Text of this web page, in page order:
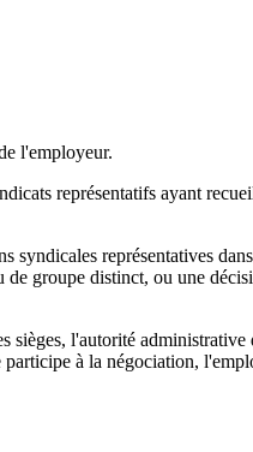
l'employeur.
représentatifs ayant
représentatives
groupe distinct, ou une
l'autorité administrative
à la négociation,